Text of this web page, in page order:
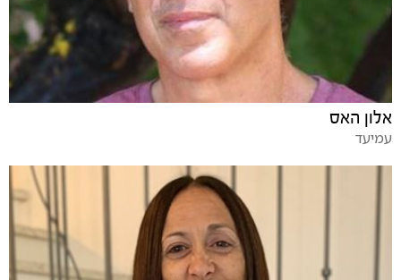
אלון האס
עמיעד